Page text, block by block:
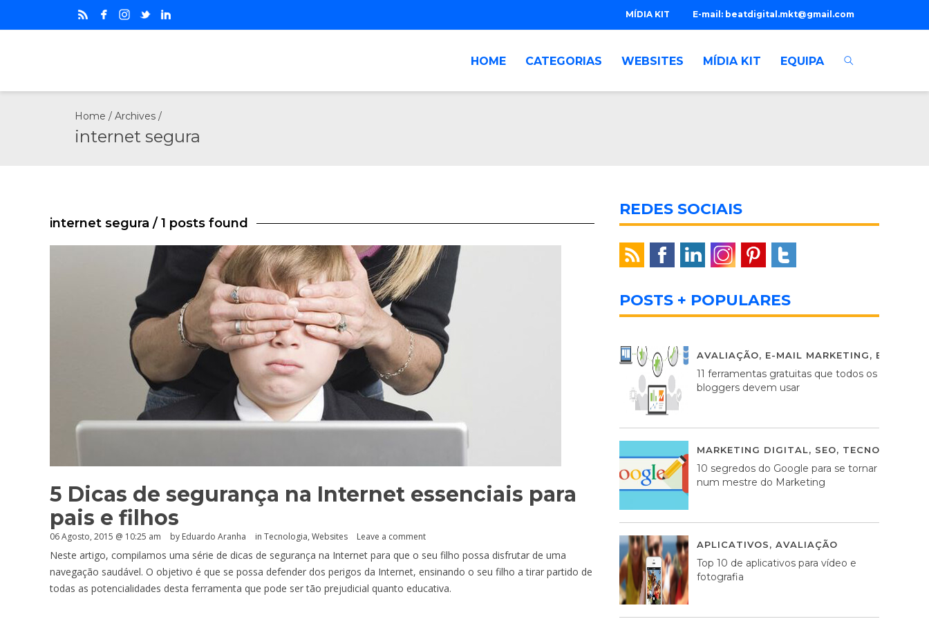
E-mail: beatdigital.mkt@gmail.com
MÍDIA KIT
HOME CATEGORIAS WEBSITES MÍDIA KIT EQUIPA
Home / Archives /
internet segura
internet segura / 1 posts found
5 Dicas de segurança na Internet essenciais para
pais e filhos
06 Agosto, 2015 @ 10:25 am by Eduardo Aranha in Tecnologia, Websites Leave a comment
Neste artigo, compilamos uma série de dicas de segurança na Internet para que o seu filho possa disfrutar de uma
navegação saudável. O objetivo é que se possa defender dos perigos da Internet, ensinando o seu filho a tirar partido de
todas as potencialidades desta ferramenta que pode ser tão prejudicial quanto educativa.
REDES SOCIAIS
POSTS + POPULARES
AVALIAÇÃO, E-MAIL MARKETING,
11 ferramentas gratuitas que todos os
bloggers devem usar
MARKETING DIGITAL, SEO, TECNOLOGIA
10 segredos do Google para se tornar
num mestre do Marketing
APLICATIVOS, AVALIAÇÃO
Top 10 de aplicativos para vídeo e
fotografia